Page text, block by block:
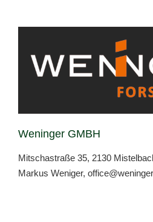
Weninger GMBH
Mitschastraße 35, 2130
Markus Weniger,